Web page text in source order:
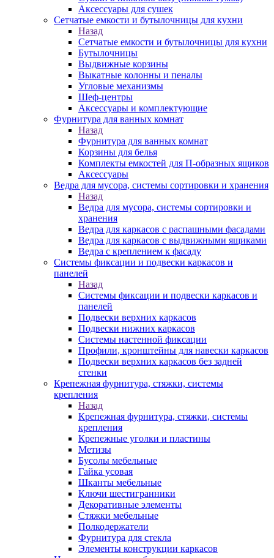
Аксессуары для сушек
Сетчатые емкости и бутылочницы для кухни
Назад
Сетчатые емкости и бутылочницы для кухни
Бутылочницы
Выдвижные корзины
Выкатные колонны и пеналы
Угловые механизмы
Шеф-центры
Аксессуары и комплектующие
Фурнитура для ванных комнат
Назад
Фурнитура для ванных комнат
Корзины для белья
Комплекты емкостей для П-образных ящиков
Аксессуары
Ведра для мусора, системы сортировки и хранения
Назад
Ведра для мусора, системы сортировки и
хранения
Ведра для каркасов с распашными фасадами
Ведра для каркасов с выдвижными ящиками
Ведра с креплением к фасаду
Системы фиксации и подвески каркасов и
панелей
Назад
Системы фиксации и подвески каркасов и
панелей
Подвески верхних каркасов
Подвески нижних каркасов
Системы настенной фиксации
Профили, кронштейны для навески каркасов
Подвески верхних каркасов без задней
стенки
Крепежная фурнитура, стяжки, системы
крепления
Назад
Крепежная фурнитура, стяжки, системы
крепления
Крепежные уголки и пластины
Метизы
Бусолы мебельные
Гайка усовая
Шканты мебельные
Ключи шестигранники
Декоративные элементы
Стяжки мебельные
Полкодержатели
Фурнитура для стекла
Элементы конструкции каркасов